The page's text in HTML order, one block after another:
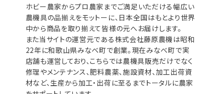
ホビー農家からプロ農家までご満足いただける幅広い
農機具の品揃えをモットーに、日本全国はもとより世界
中から商品を取り揃えて皆様の元へお届けします。
また当サイトの運営元である株式会社藤原農機は昭和
22年に和歌山県みなべ町で創業。現在みなべ町で実
店舗も運営しており、こちらでは農機具販売だけでなく
修理やメンテナンス、肥料農薬、施設資材、加工出荷資
材など、生産から加工・出荷に至るまでトータルに農家